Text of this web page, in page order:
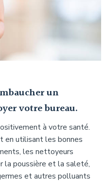
un
votre bureau.
à votre santé.
en utilisant les bonnes
les nettoyeurs
la poussière et la saleté,
et autres polluants